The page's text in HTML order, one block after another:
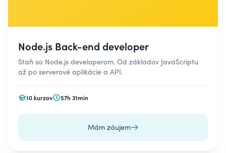
Node.js Back-end developer
Staň sa Node.js developerom. Od základov JavaScriptu
až po serverové aplikácie a API.
10 kurzov 57h 31min
Mám záujem